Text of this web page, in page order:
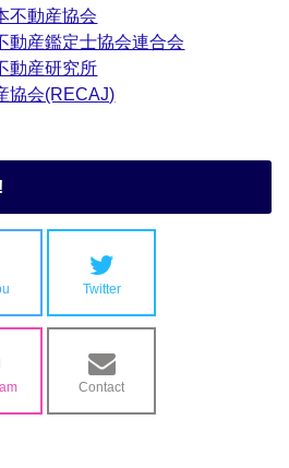
不動産協会
動産鑑定士協会連合会
動産研究所
協会(RECAJ)
Twitter
Contact